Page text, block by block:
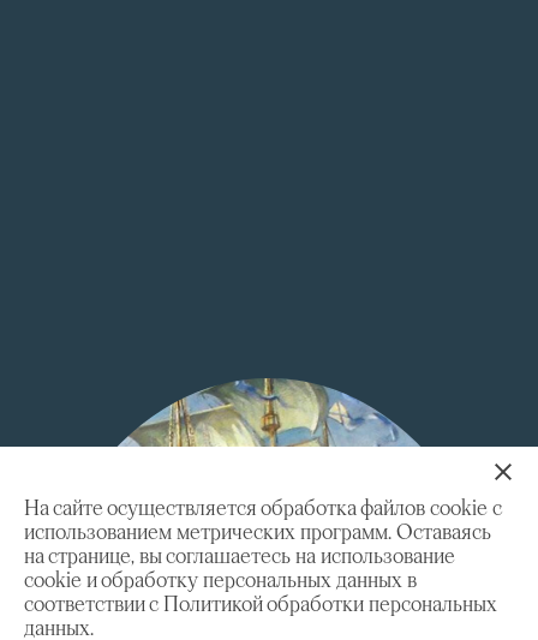
На сайте осуществляется обработка файлов cookie с
использованием метрических программ. Оставаясь
на странице, вы соглашаетесь на использование
cookie и обработку персональных данных в
соответствии с Политикой обработки персональных
данных.